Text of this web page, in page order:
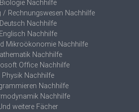
Biologie Nachhilfe
/ Rechnungswesen Nachhilfe
Deutsch Nachhilfe
Englisch Nachhilfe
Mikroökonomie Nachhilfe
Nachhilfe
Office Nachhilfe
Physik Nachhilfe
Nachhilfe
Nachhilfe
weitere Fächer